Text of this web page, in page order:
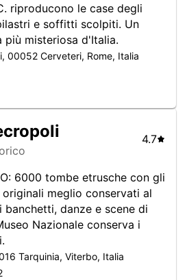
riproducono le case degli
e soffitti scolpiti. Un
misteriosa d'Italia.
00052 Cerveteri, Rome, Italia
4.7
6000 tombe etrusche con gli
meglio conservati al
danze e scene di
Nazionale conserva i
Tarquinia, Viterbo, Italia